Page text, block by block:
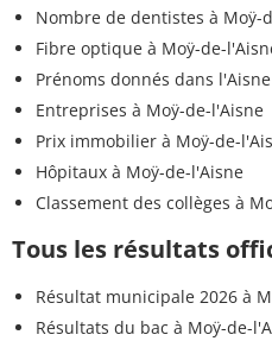
Nombre de dentistes à Moÿ-
Fibre optique à Moÿ-de-
Prénoms donnés dans l'Aisne
Entreprises à Moÿ-de-l'Aisne
Prix immobilier à Moÿ-de-
Hôpitaux à Moÿ-de-l'Aisne
Classement des collèges à
Tous les résultats
Résultat municipale 2026 à
Résultats du bac à Moÿ-de-